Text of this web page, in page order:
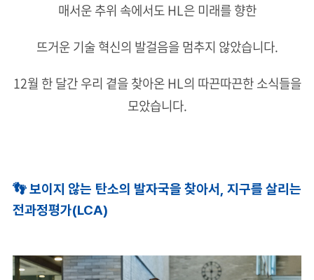
매서운 추위 속에서도 HL은 미래를 향한
뜨거운 기술 혁신의 발걸음을 멈추지 않았습니다.
12월 한 달간 우리 곁을 찾아온 HL의 따끈따끈한 소식들을
모았습니다.
👣 보이지 않는 탄소의 발자국을 찾아서 , 지구를 살리는
전과정평가(LCA)